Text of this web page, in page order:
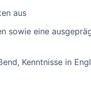
aus
sowie eine
Kenntnisse in